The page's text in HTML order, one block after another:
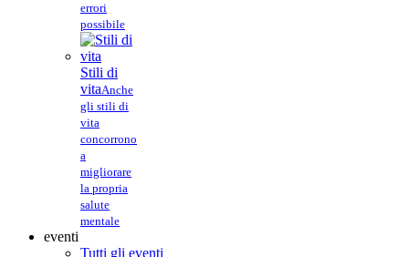
errori
possibile
Stili di
vitaAnche
gli stili di
vita
concorrono
a
migliorare
la propria
salute
mentale
eventi
Tutti gli eventi